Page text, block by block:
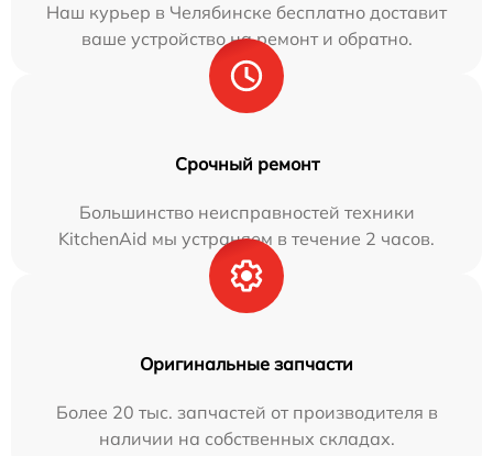
Наш курьер в Челябинске бесплатно доставит
ваше устройство на ремонт и обратно.
Срочный ремонт
Большинство неисправностей техники
KitchenAid мы устраняем в течение 2 часов.
Оригинальные запчасти
Более 20 тыс. запчастей от производителя в
наличии на собственных складах.